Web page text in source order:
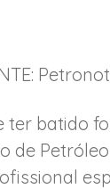
ter batido
de Petróleo